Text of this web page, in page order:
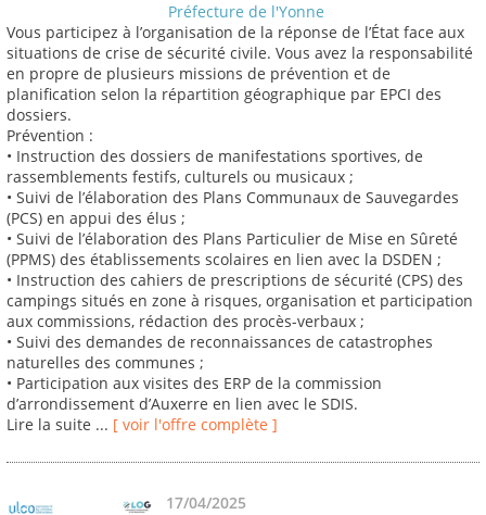
Préfecture de l'Yonne
Vous participez à l’organisation de la réponse de l’État face aux
situations de crise de sécurité civile. Vous avez la responsabilité
en propre de plusieurs missions de prévention et de
planification selon la répartition géographique par EPCI des
dossiers.
Prévention :
• Instruction des dossiers de manifestations sportives, de
rassemblements festifs, culturels ou musicaux ;
• Suivi de l’élaboration des Plans Communaux de Sauvegardes
(PCS) en appui des élus ;
• Suivi de l’élaboration des Plans Particulier de Mise en Sûreté
(PPMS) des établissements scolaires en lien avec la DSDEN ;
• Instruction des cahiers de prescriptions de sécurité (CPS) des
campings situés en zone à risques, organisation et participation
aux commissions, rédaction des procès-verbaux ;
• Suivi des demandes de reconnaissances de catastrophes
naturelles des communes ;
• Participation aux visites des ERP de la commission
d’arrondissement d’Auxerre en lien avec le SDIS.
Lire la suite ... [ voir l'offre complète ]
17/04/2025